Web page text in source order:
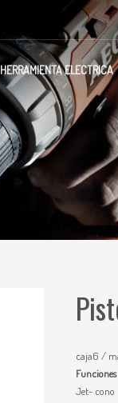
HERRAMIENTA ELECTRICA
caja6 /
Funciones
Jet- cono